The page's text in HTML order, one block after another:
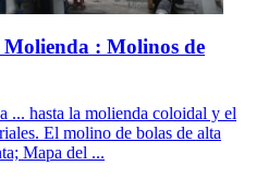
: Molinos de
... hasta la molienda coloidal y el
El molino de bolas de alta
Mapa del ...